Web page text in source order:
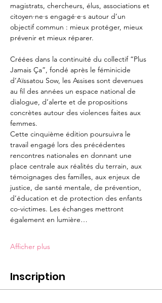
magistrats, chercheurs, élus, associations et
citoyen·ne·s engagé·e·s autour d’un
objectif commun : mieux protéger, mieux
prévenir et mieux réparer.
Créées dans la continuité du collectif “Plus
Jamais Ça”, fondé après le féminicide
d’Aïssatou Sow, les Assises sont devenues
au fil des années un espace national de
dialogue, d’alerte et de propositions
concrètes autour des violences faites aux
femmes.
Cette cinquième édition poursuivra le
travail engagé lors des précédentes
rencontres nationales en donnant une
place centrale aux réalités du terrain, aux
témoignages des familles, aux enjeux de
justice, de santé mentale, de prévention,
d’éducation et de protection des enfants
co-victimes. Les échanges mettront
également en lumière…
Afficher plus
Inscription